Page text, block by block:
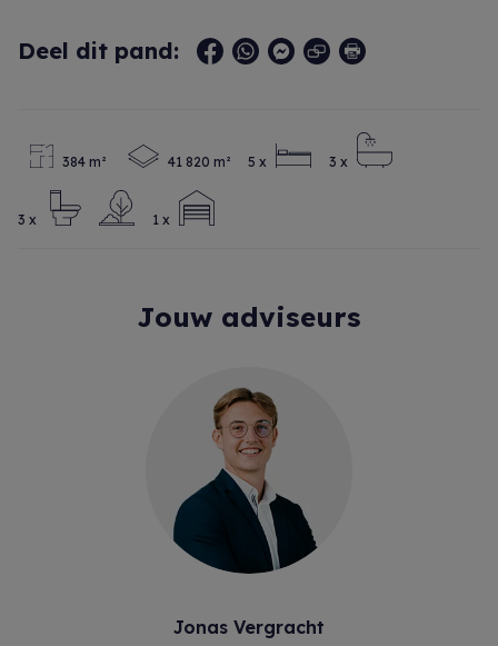
Deel dit pand:
384 m² 41 820 m² 5 x 3 x
3 x 1 x
Jouw adviseurs
Jonas Vergracht